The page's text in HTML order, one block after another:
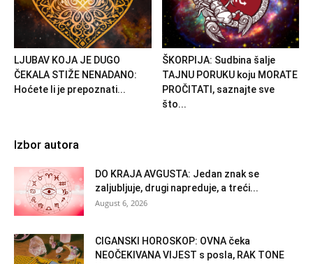
LJUBAV KOJA JE DUGO
ČEKALA STIŽE NENADANO:
Hoćete li je prepoznati...
ŠKORPIJA: Sudbina šalje
TAJNU PORUKU koju MORATE
PROČITATI, saznajte sve
što...
Izbor autora
DO KRAJA AVGUSTA: Jedan znak se
zaljubljuje, drugi napreduje, a treći...
August 6, 2026
CIGANSKI HOROSKOP: OVNA čeka
NEOČEKIVANA VIJEST s posla, RAK TONE